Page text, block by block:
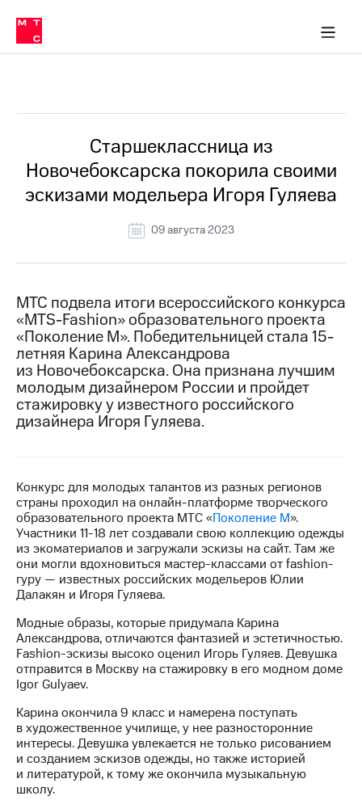
Медиа-центр
и акционерам
Устойчивое развитие
Комплаенс и деловая этика
компании
Карьера
История
компании
Руководство
информация
Контакты
Медиа-центр
Пресс-
релизы
МТС
о технологиях
Достижения
Финансовая
отчетность
Контакты
Новости
в
регионе
и акционерам
Корпоративное
управление
секретарь
Раскрытие
информации
Информация
акционерам
в МТС
Пресс-
релизы
МТС
о технологиях
Старшеклассница из
Новочебоксарска покорила своими
эскизами модельера Игоря Гуляева
09 августа 2023
МТС подвела итоги всероссийского конкурса
«MTS-Fashion» образовательного проекта
«Поколение М». Победительницей стала 15-
летняя Карина Александрова
из Новочебоксарска. Она признана лучшим
молодым дизайнером России и пройдет
стажировку у известного российского
дизайнера Игоря Гуляева.
Конкурс для молодых талантов из разных регионов
страны проходил на онлайн-платформе творческого
образовательного проекта МТС «Поколение М».
Участники 11-18 лет создавали свою коллекцию одежды
из экоматериалов и загружали эскизы на сайт. Там же
они могли вдохновиться мастер-классами от fashion-
гуру — известных российских модельеров Юлии
Далакян и Игоря Гуляева.
Модные образы, которые придумала Карина
Александрова, отличаются фантазией и эстетичностью.
Fashion-эскизы высоко оценил Игорь Гуляев. Девушка
отправится в Москву на стажировку в его модном доме
Igor Gulyaev.
Карина окончила 9 класс и намерена поступать
в художественное училище, у нее разносторонние
интересы. Девушка увлекается не только рисованием
и созданием эскизов одежды, но также историей
и литературой, к тому же окончила музыкальную
школу.